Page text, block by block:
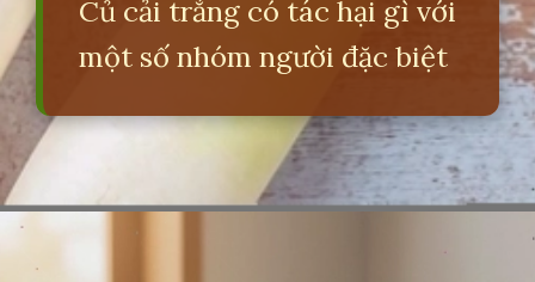
Củ cải trắng có tác hại gì với
một số nhóm người đặc biệt